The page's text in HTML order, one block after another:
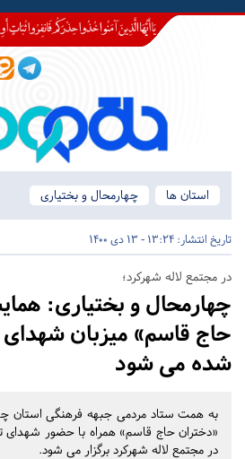
استان ها
چهارمحال و بختیاری
تاریخ انتشار: 13:24 - 13 دی 1400
در مجتمع لاله شهرکرد؛
چهارمحال و بختیاری:
حاج قاسم» میزبان
شده می شود
به همت ستاد مردمی جبهه فرهنگی استان
در مجتمع لاله شهرکرد برگزار می شود.